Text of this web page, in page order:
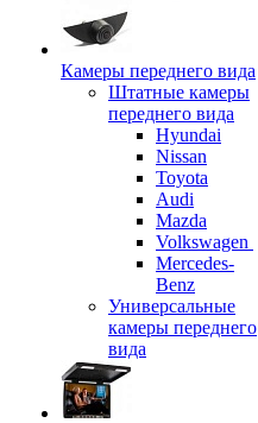
Камеры переднего вида
Штатные камеры
переднего вида
Hyundai
Nissan
Toyota
Audi
Mazda
Volkswagen
Mercedes-
Benz
Универсальные
камеры переднего
вида